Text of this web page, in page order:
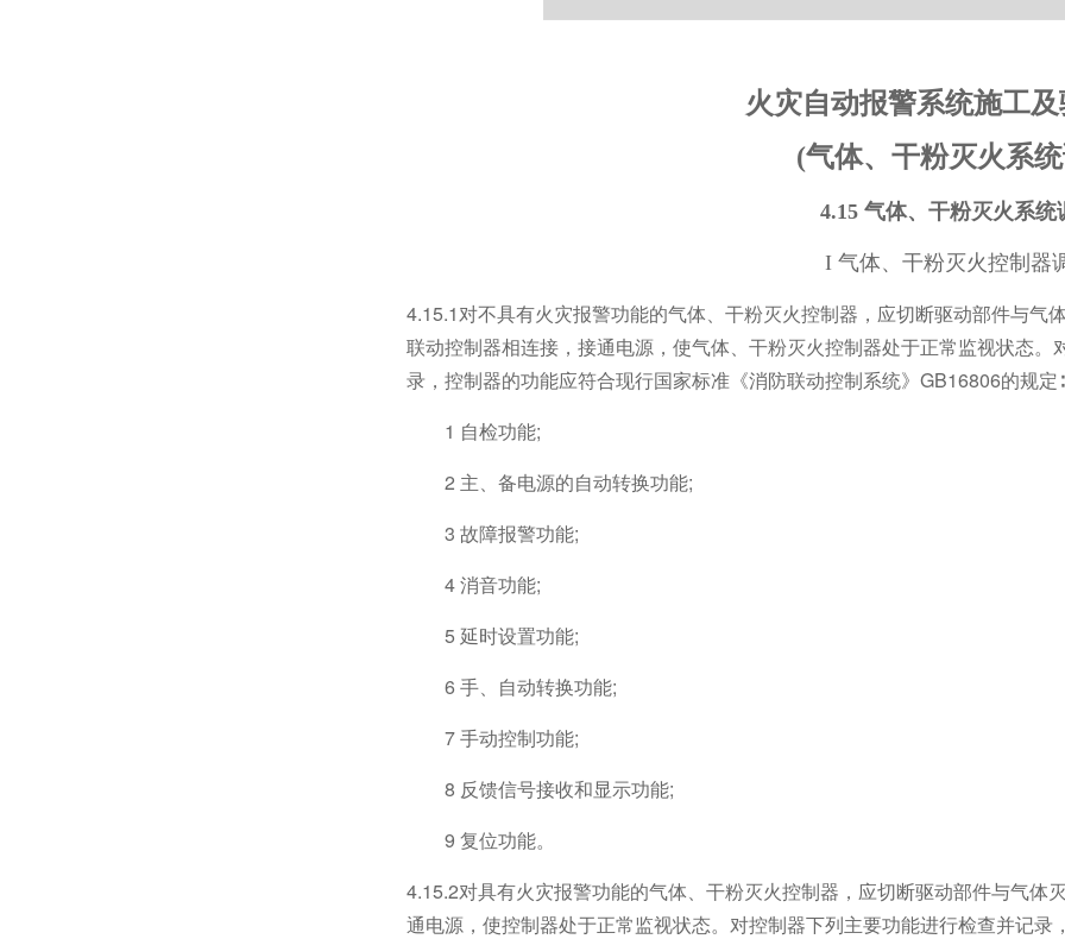
火灾自动报警系统施工
(气体、干粉灭火系
4.15 气体、干粉灭火系统
I 气体、干粉灭火控制器
4.15.1对不具有火灾报警功能的气体、干粉灭火控制器，应切断驱动部件与气
联动控制器相连接，接通电源，使气体、干粉灭火控制器处于正常监视状态
录，控制器的功能应符合现行国家标准《消防联动控制系统》GB16806的规定∶
1 自检功能;
2 主、备电源的自动转换功能;
3 故障报警功能;
4 消音功能;
5 延时设置功能;
6 手、自动转换功能;
7 手动控制功能;
8 反馈信号接收和显示功能;
9 复位功能。
4.15.2对具有火灾报警功能的气体、干粉灭火控制器，应切断驱动部件与气体
通电源，使控制器处于正常监视状态。对控制器下列主要功能进行检查并记